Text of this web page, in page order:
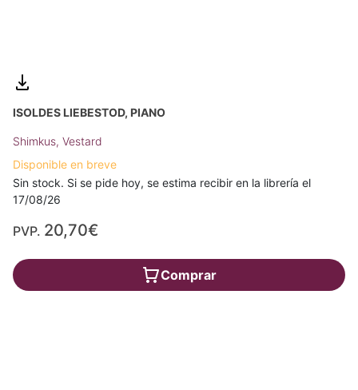
ISOLDES LIEBESTOD, PIANO
Shimkus, Vestard
Disponible en breve
Sin stock. Si se pide hoy, se estima recibir en la librería el
17/08/26
PVP. 20,70€
Comprar